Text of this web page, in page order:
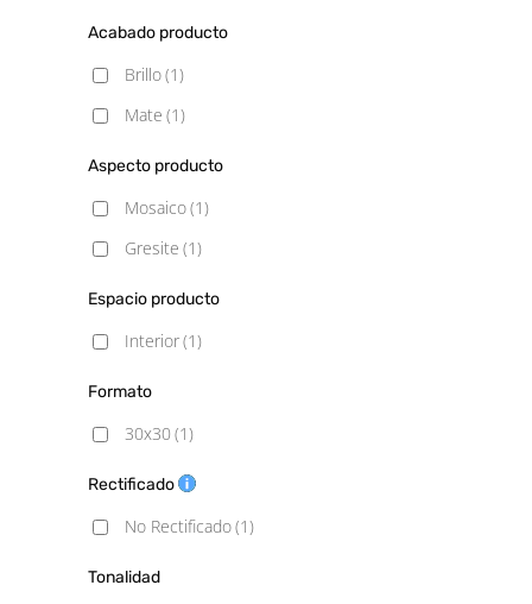
Acabado producto
Brillo(1)
Mate (1)
Aspecto producto
Mosaico(1)
Gresite (1)
Espacio producto
Interior(1)
Formato
30x30 (1)
Rectificado
No Rectificado(1)
Tonalidad